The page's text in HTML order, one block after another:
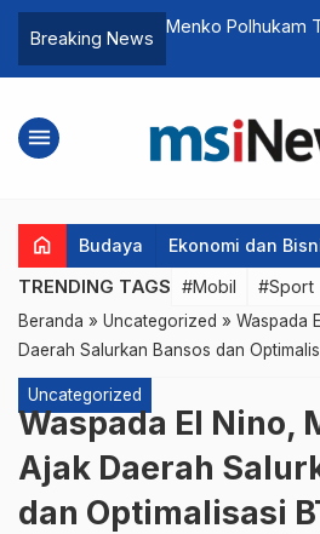
Breaking News
Ketua KPK
Menko Polhukam
menu
home Budaya Ekonomi dan
TRENDING TAGS #Mobil #Sport
Beranda » Uncategorized » Waspada
Daerah Salurkan Bansos dan
Uncategorized
Waspada El Nino,
Ajak Daerah
dan Optimalisasi